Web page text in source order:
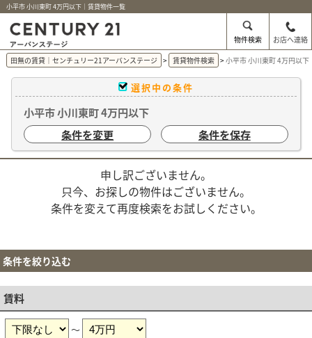
小平市 小川東町 4万円以下｜賃貸物件一覧
物件検索
お店へ連絡
田無の賃貸｜センチュリー21アーバンステージ
賃貸物件検索 小平市 小川東町 4万円以
選択中の条件
小平市 小川東町 4万円以下
条件を変更
条件を保存
申し訳ございません。
只今、お探しの物件はございません。
条件を変えて再度検索をお試しください。
条件を絞り込む
賃料
～